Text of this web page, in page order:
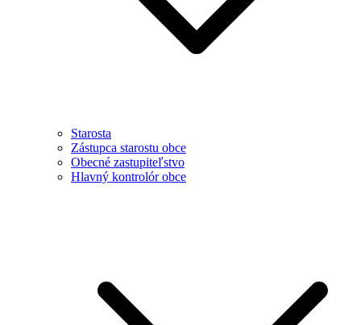
Starosta
Zástupca starostu obce
Obecné zastupiteľstvo
Hlavný kontrolór obce